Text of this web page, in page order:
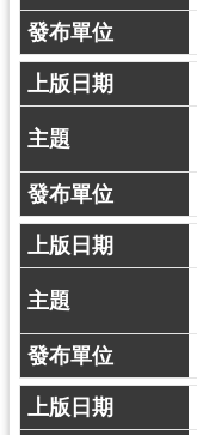
資
源
基
地
介
紹
相
關
連
結
政
府
資